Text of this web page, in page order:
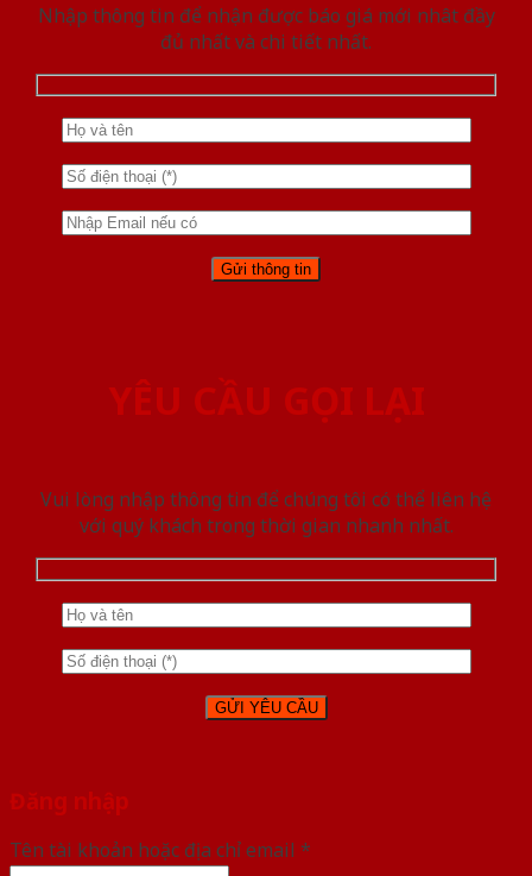
Nhập thông tin để nhận được báo giá mới nhât đầy
đủ nhất và chi tiết nhất.
YÊU CẦU GỌI LẠI
Vui lòng nhập thông tin để chúng tôi có thể liên hệ
với quý khách trong thời gian nhanh nhất.
Đăng nhập
Tên tài khoản hoặc địa chỉ email *